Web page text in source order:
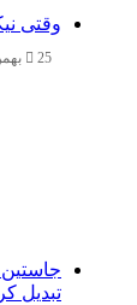
وقتی
25 بهمن, 1404
تبدیل